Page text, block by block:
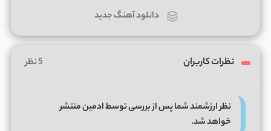
دانلود آهنگ جدید
نظرات کاربران 5 نظر
نظر ارزشمند شما پس از بررسی توسط ادمین منتشر
خواهد شد.